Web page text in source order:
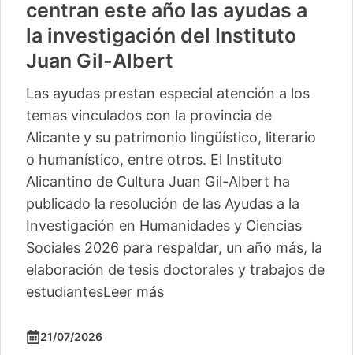
centran este año las ayudas a
la investigación del Instituto
Juan Gil-Albert
Las ayudas prestan especial atención a los
temas vinculados con la provincia de
Alicante y su patrimonio lingüístico, literario
o humanístico, entre otros. El Instituto
Alicantino de Cultura Juan Gil-Albert ha
publicado la resolución de las Ayudas a la
Investigación en Humanidades y Ciencias
Sociales 2026 para respaldar, un año más, la
elaboración de tesis doctorales y trabajos de
estudiantesLeer más
21/07/2026